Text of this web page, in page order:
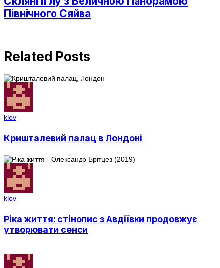
Північного Сяйва
Related Posts
klov
Кришталевий палац в Лондоні
klov
Ріка життя: стінопис з Авдіївки продовжує
утворювати сенси